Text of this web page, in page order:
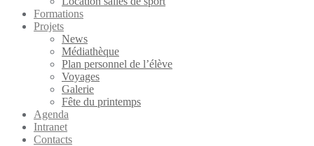
Formations
Projets
News
Médiathèque
Plan personnel de l’élève
Voyages
Galerie
Fête du printemps
Agenda
Intranet
Contacts